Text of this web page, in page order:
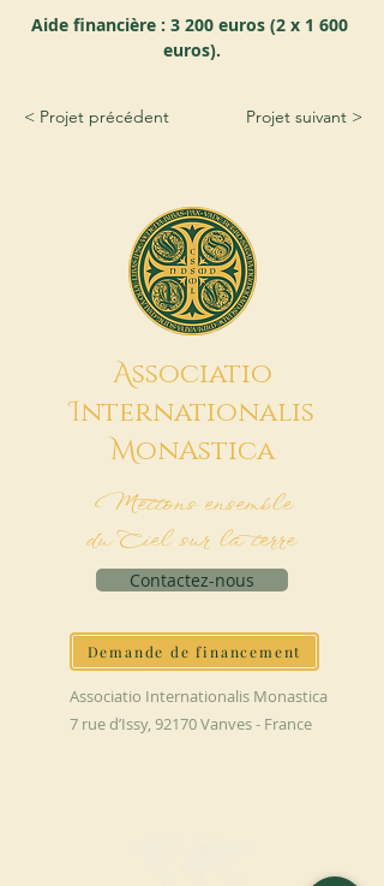
Aide financière : 3 200 euros (2 x 1 600
euros).
< Projet précédent Projet suivant >
Associatio
Internationalis
MonAstica
Mettons ensemble
du Ciel sur la terre
Contactez-nous
Demande de financement
Associatio Internationalis Monastica
7 rue d’Issy, 92170 Vanves - France